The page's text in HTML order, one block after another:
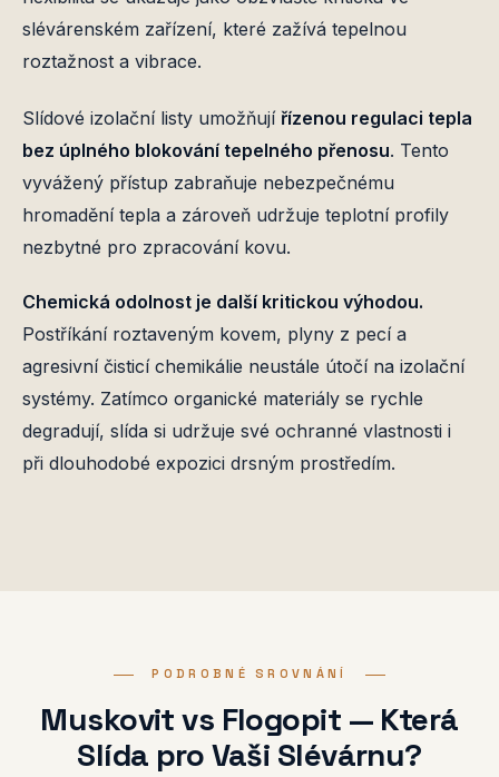
slévárenském zařízení, které zažívá tepelnou
roztažnost a vibrace.
Slídové izolační listy umožňují řízenou regulaci tepla
bez úplného blokování tepelného přenosu. Tento
vyvážený přístup zabraňuje nebezpečnému
hromadění tepla a zároveň udržuje teplotní profily
nezbytné pro zpracování kovu.
Chemická odolnost je další kritickou výhodou.
Postříkání roztaveným kovem, plyny z pecí a
agresivní čisticí chemikálie neustále útočí na izolační
systémy. Zatímco organické materiály se rychle
degradují, slída si udržuje své ochranné vlastnosti i
při dlouhodobé expozici drsným prostředím.
PODROBNÉ SROVNÁNÍ
Muskovit vs Flogopit — Která
Slída pro Vaši Slévárnu?